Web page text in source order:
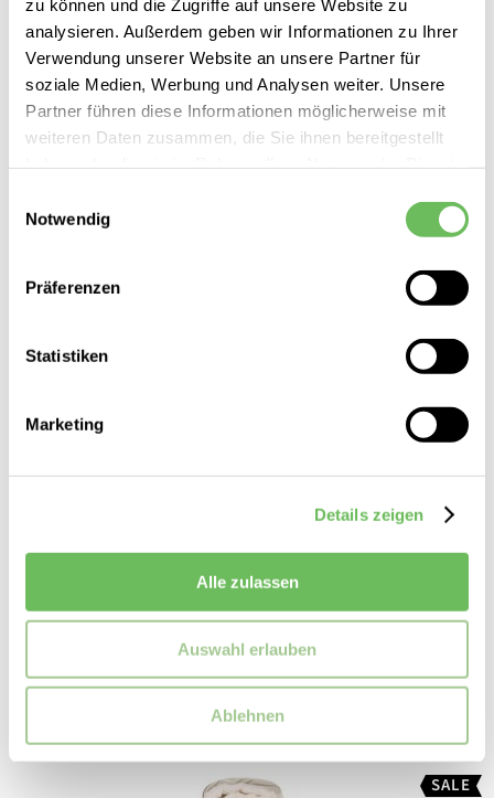
zu können und die Zugriffe auf unsere Website zu
analysieren. Außerdem geben wir Informationen zu Ihrer
Verwendung unserer Website an unsere Partner für
soziale Medien, Werbung und Analysen weiter. Unsere
Partner führen diese Informationen möglicherweise mit
weiteren Daten zusammen, die Sie ihnen bereitgestellt
Notwendig
Präferenzen
Statistiken
Marketing
Details zeigen
Alle zulassen
Auswahl erlauben
Ablehnen
100,00 €
VAUDE
Damen Fleecejacke Elope
150,00 €
SALE